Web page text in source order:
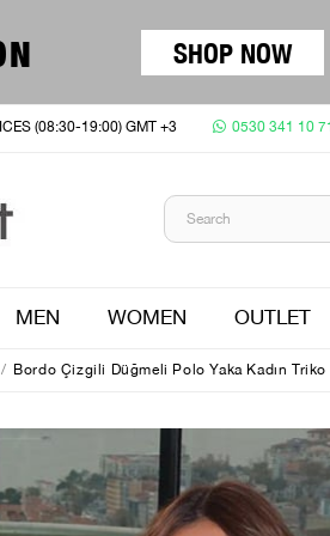
SHOP NOW
(08:30-19:00) GMT +3 0530 341 10
MEN WOMEN OUTLET
Bordo Çizgili Düğmeli Polo Yaka Kadın